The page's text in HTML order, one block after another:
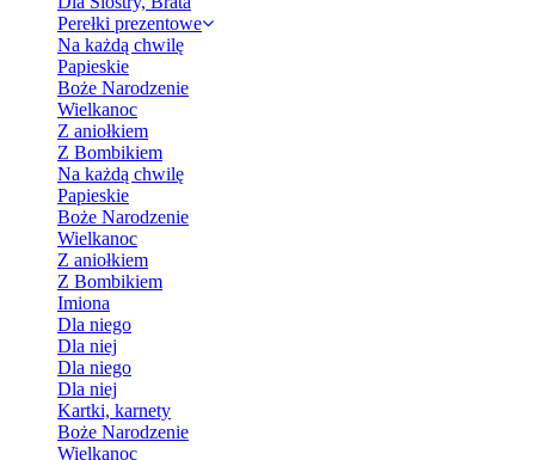
Perełki prezentowe
Na każdą chwilę
Papieskie
Boże Narodzenie
Wielkanoc
Z aniołkiem
Z Bombikiem
Na każdą chwilę
Papieskie
Boże Narodzenie
Wielkanoc
Z aniołkiem
Z Bombikiem
Imiona
Dla niego
Dla niej
Dla niego
Dla niej
Kartki, karnety
Boże Narodzenie
Wielkanoc